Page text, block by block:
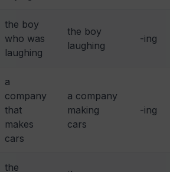
the boy
who was
laughing
the boy
laughing
-ing
a
company
that
makes
cars
a company
making
cars
-ing
the